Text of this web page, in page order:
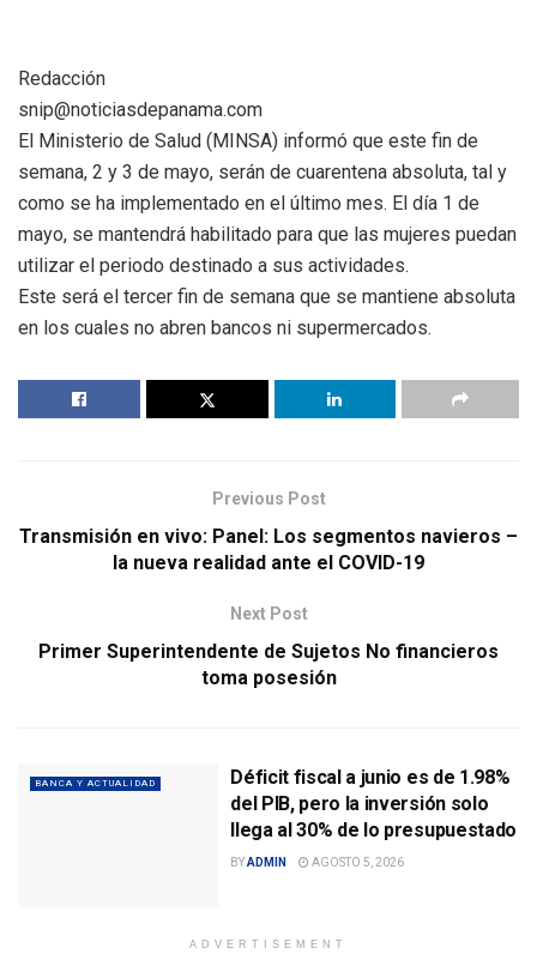
Redacción
snip@noticiasdepanama.com
El Ministerio de Salud (MINSA) informó que este fin de
semana, 2 y 3 de mayo, serán de cuarentena absoluta, tal y
como se ha implementado en el último mes. El día 1 de
mayo, se mantendrá habilitado para que las mujeres puedan
utilizar el periodo destinado a sus actividades.
Este será el tercer fin de semana que se mantiene absoluta
en los cuales no abren bancos ni supermercados.
Previous Post
Transmisión en vivo: Panel: Los segmentos navieros –
la nueva realidad ante el COVID-19
Next Post
Primer Superintendente de Sujetos No financieros
toma posesión
BANCA Y ACTUALIDAD
Déficit fiscal a junio es de 1.98%
del PIB, pero la inversión solo
llega al 30% de lo presupuestado
BYADMIN AGOSTO 5, 2026
ADVERTISEMENT